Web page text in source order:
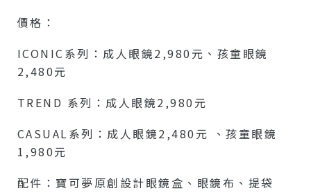
價格：
ICONIC系列：成人眼鏡2,980元、孩童眼鏡
2,480元
TREND 系列：成人眼鏡2,980元
CASUAL系列：成人眼鏡2,480元 、孩童眼鏡
1,980元
配件：寶可夢原創設計眼鏡盒、眼鏡布、提袋